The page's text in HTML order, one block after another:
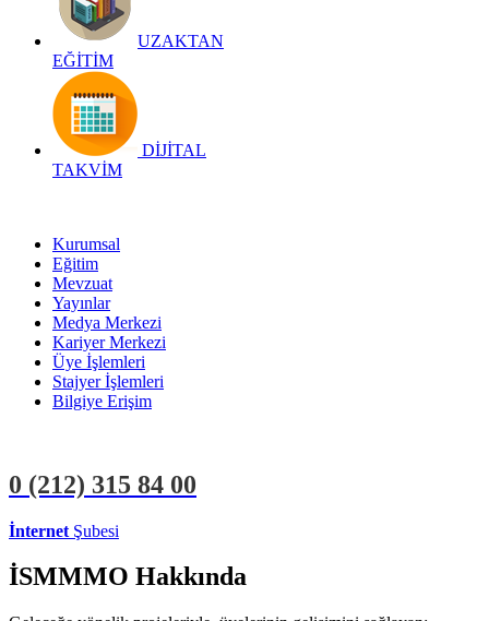
UZAKTAN
EĞİTİM
DİJİTAL
TAKVİM
Kurumsal
Eğitim
Mevzuat
Yayınlar
Medya Merkezi
Kariyer Merkezi
Üye İşlemleri
Stajyer İşlemleri
Bilgiye Erişim
0 (212) 315 84 00
İnternet Şubesi
İSMMMO Hakkında